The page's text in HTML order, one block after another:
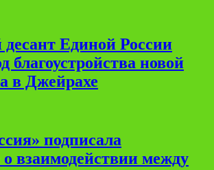
Единой России
благоустройства новой
в Джейрахе
подписала
взаимодействии между